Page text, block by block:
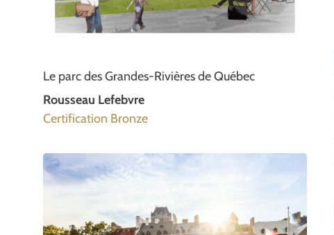
Le parc des Grandes-Rivières de Québec
Rousseau Lefebvre
Certification Bronze